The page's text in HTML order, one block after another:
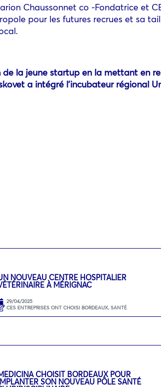
Chaussonnet co -Fondatrice et
pour les futures recrues et sa
la jeune startup en la mettant en
a intégré l’incubateur régional
NOUVEAU CENTRE HOSPITALIER
À MÉRIGNAC
29/04/2025
CES ENTREPRISES ONT CHOISI BORDEAUX,SANTÉ
CHOISIT BORDEAUX POUR
SON NOUVEAU PÔLE SANTÉ